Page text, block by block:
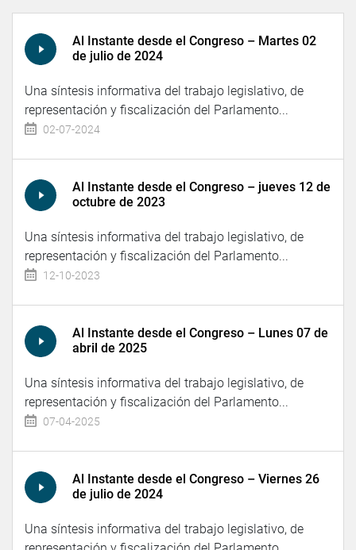
Al Instante desde el Congreso – Martes 02
de julio de 2024
Una síntesis informativa del trabajo legislativo, de
representación y fiscalización del Parlamento...
02-07-2024
Al Instante desde el Congreso – jueves 12 de
octubre de 2023
Una síntesis informativa del trabajo legislativo, de
representación y fiscalización del Parlamento...
12-10-2023
Al Instante desde el Congreso – Lunes 07 de
abril de 2025
Una síntesis informativa del trabajo legislativo, de
representación y fiscalización del Parlamento...
07-04-2025
Al Instante desde el Congreso – Viernes 26
de julio de 2024
Una síntesis informativa del trabajo legislativo, de